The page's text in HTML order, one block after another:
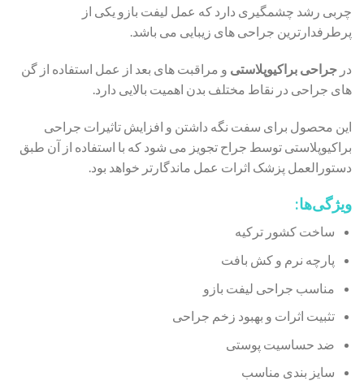
چربی رشد چشمگیری دارد که عمل لیفت بازو یکی از
پرطرفدارترین جراحی های زیبایی می باشد.
در جراحی براکیوپلاستی و مراقبت های بعد از عمل استفاده از گن
های جراحی در نقاط مختلف بدن اهمیت بالایی دارد.
این محصول برای سفت نگه داشتن و افزایش تاثیرات جراحی
براکیوپلاستی توسط جراح تجویز می شود که با استفاده از آن طبق
دستورالعمل پزشک اثرات عمل ماندگارتر خواهد بود.
ویژگی‌ها:
ساخت کشور ترکیه
پارچه نرم و کش بافت
مناسب جراحی لیفت بازو
تثبیت اثرات و بهبود زخم جراحی
ضد حساسیت پوستی
سایز بندی مناسب